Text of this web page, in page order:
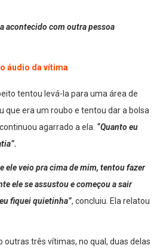
acontecido com outra pessoa
áudio da vítima
tentou levá-la para uma área de
que era um roubo e tentou dar a bolsa
agarrado a ela. “Quanto eu
ele veio pra cima de mim, tentou fazer
ele se assustou e começou a sair
fiquei quietinha”, concluiu. Ela relatou
outras três vítimas, no qual, duas delas